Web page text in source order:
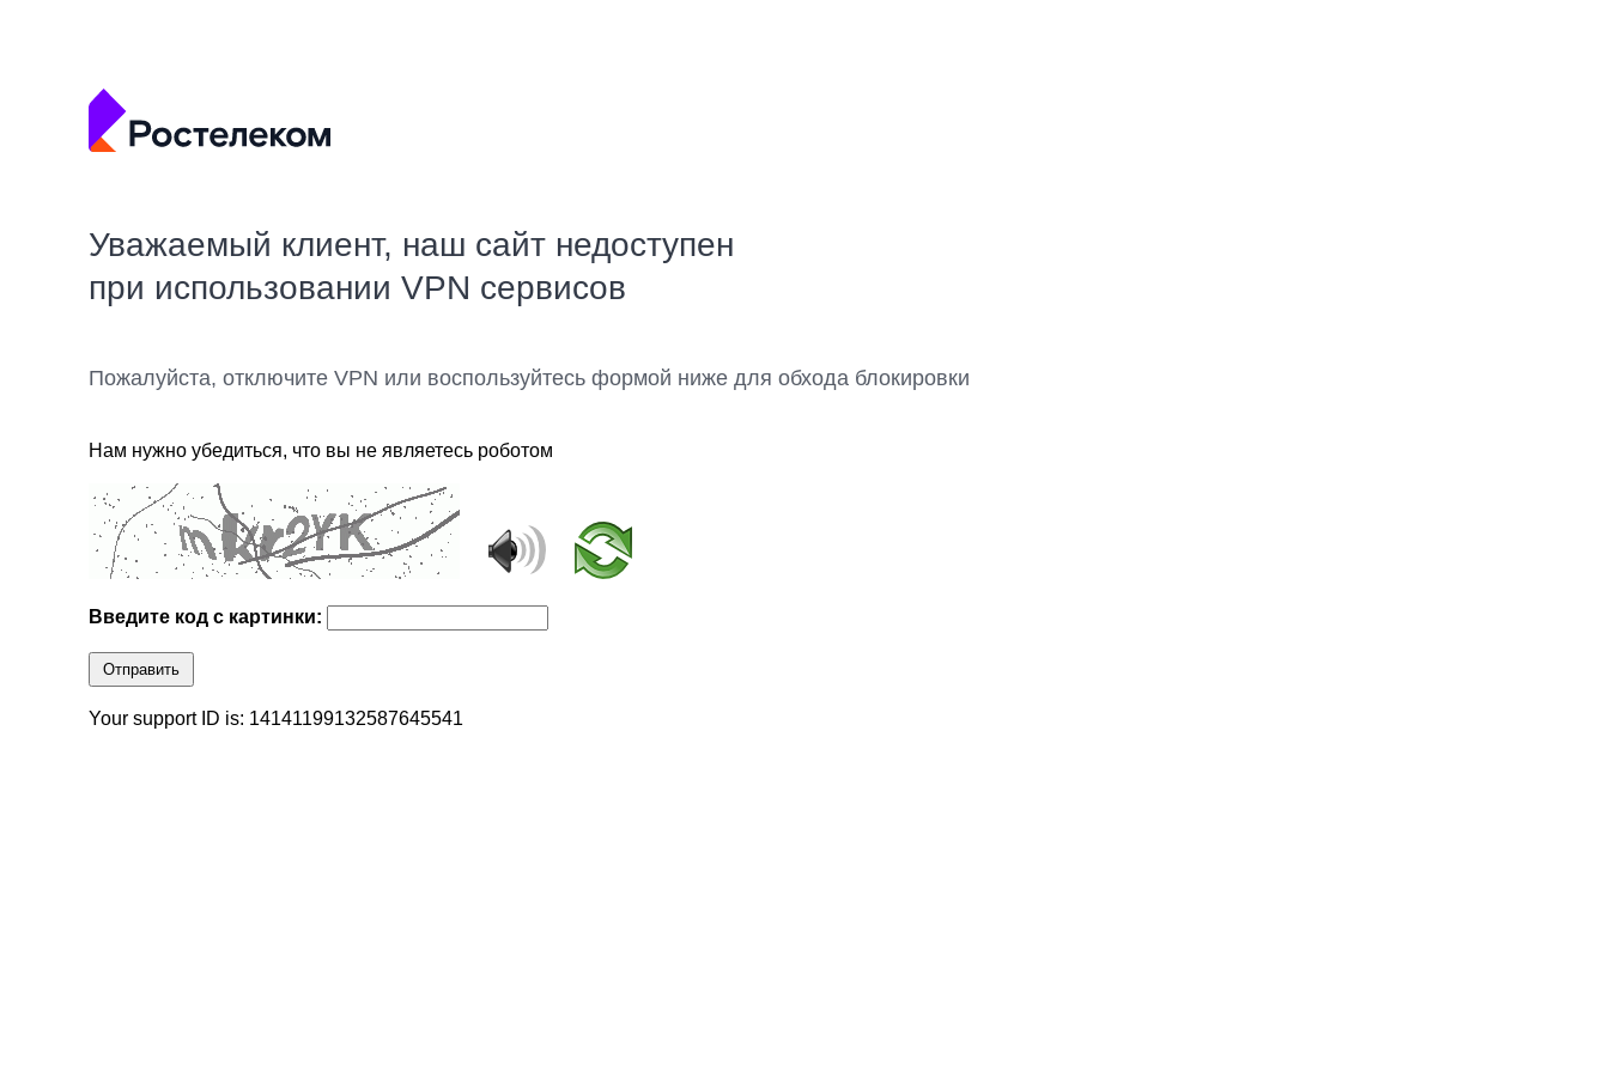
Уважаемый клиент, наш сайт недоступен
при использовании VPN сервисов
Пожалуйста, отключите VPN или воспользуйтесь формой ниже для обхода блокировки
Нам нужно убедиться, что вы не являетесь роботом
Введите код с картинки:
Отправить
Your support ID is: 14141199132587645541